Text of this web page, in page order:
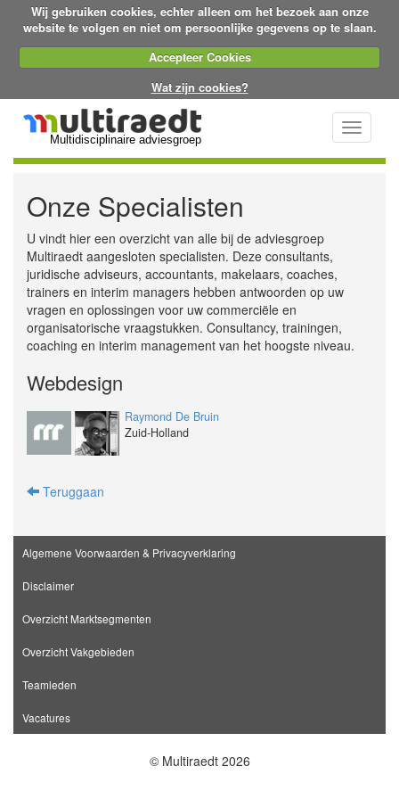
Wij gebruiken cookies, echter alleen om het bezoek aan onze
website te volgen en niet om persoonlijke gegevens op te slaan.
Accepteer Cookies
Wat zijn cookies?
Multidisciplinaire adviesgroep
Toggle
Onze Specialisten
U vindt hier een overzicht van alle bij de adviesgroep
Multiraedt aangesloten specialisten. Deze consultants,
juridische adviseurs, accountants, makelaars, coaches,
trainers en interim managers hebben antwoorden op uw
vragen en oplossingen voor uw commerciële en
organisatorische vraagstukken. Consultancy, trainingen,
coaching en interim management van het hoogste niveau.
Webdesign
Raymond De Bruin
Zuid-Hol­land
Teruggaan
Algemene Voorwaarden & Privacyverklaring
Disclaimer
Overzicht Marktsegmenten
Overzicht Vakgebieden
Teamleden
Vacatures
© Multiraedt 2026